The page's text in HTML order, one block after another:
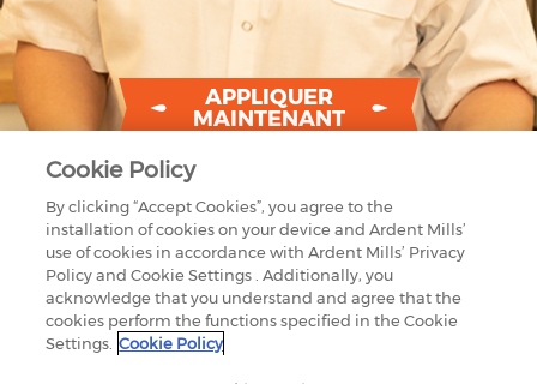
APPLIQUER
MAINTENANT
1875 LAWRENCE STREET
SUITE 1200
Cookie Policy
By clicking “Accept Cookies”, you agree to the
installation of cookies on your device and Ardent Mills’
use of cookies in accordance with Ardent Mills’ Privacy
Policy and Cookie Settings . Additionally, you
acknowledge that you understand and agree that the
cookies perform the functions specified in the Cookie
Settings. Cookie Policy